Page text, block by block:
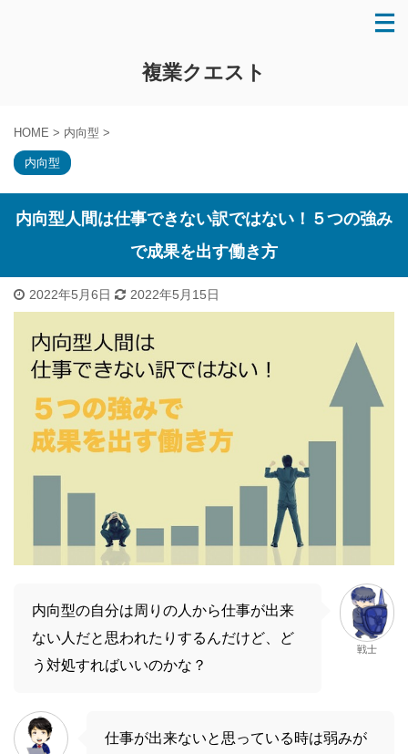
複業クエスト
HOME > 内向型 >
内向型
内向型人間は仕事できない訳ではない！５つの強み
で成果を出す働き方
2022年5月6日 2022年5月15日
内向型の自分は周りの人から仕事が出来
ない人だと思われたりするんだけど、ど
う対処すればいいのかな？
戦士
仕事が出来ないと思っている時は弱みが